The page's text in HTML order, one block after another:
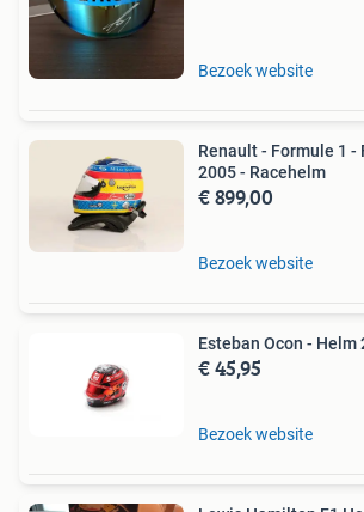
Bezoek website
Renault - Formule 1 -
2005 - Racehelm
€ 899,00
Bezoek website
Esteban Ocon - Helm
€ 45,95
Bezoek website